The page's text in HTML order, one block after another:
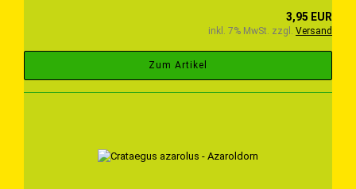
3,95 EUR
inkl. 7% MwSt. zzgl. Versand
Zum Artikel